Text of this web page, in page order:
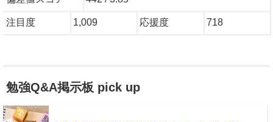
注目度 1,009 応援度 718
勉強Q&A掲示板 pick up